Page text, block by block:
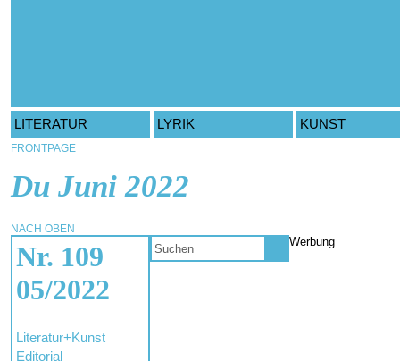
LITERATUR LYRIK KUNST
FRONTPAGE
Du Juni 2022
NACH OBEN
Nr. 109
05/2022
Literatur+Kunst
Editorial
Werbung